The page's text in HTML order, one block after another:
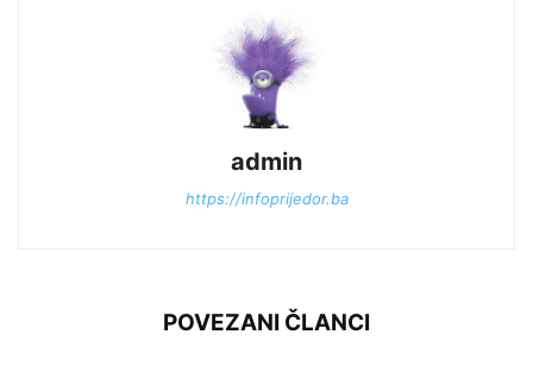
admin
https://infoprijedor.ba
POVEZANI ČLANCI